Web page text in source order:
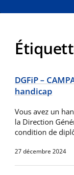
DGFiP –
handicap
Vous avez un
la Direction
condition de
27 décembre 2024